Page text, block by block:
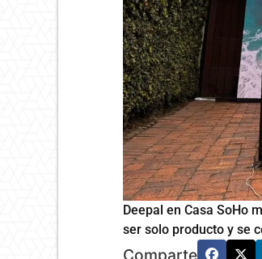
Deepal en Casa SoHo
ser solo producto y se
Comparte